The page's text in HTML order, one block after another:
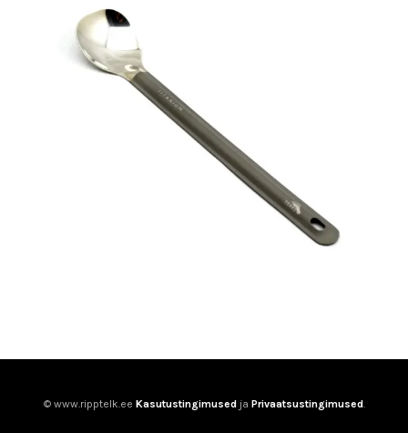
© www.ripptelk.ee Kasutustingimusedja Privaatsustingimused.